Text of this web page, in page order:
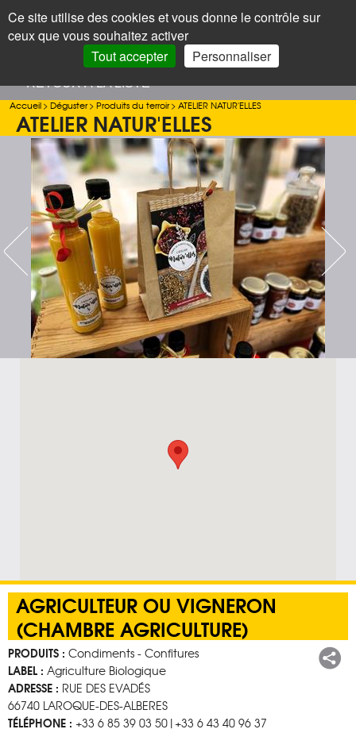
< Menu
LAROQUE
DES ALBÈRES
< RETOUR À LA LISTE
Accueil>Déguster>Produits du terroir>ATELIER NATUR'ELLES
ATELIER NATUR'ELLES
Previous Next
AGRICULTEUR OU VIGNERON
(CHAMBRE AGRICULTURE)
PRODUITS : Condiments - Confitures
LABEL : Agriculture Biologique
ADRESSE : RUE DES EVADÉS
66740 LAROQUE-DES-ALBERES
TÉLÉPHONE : +33 6 85 39 03 50|+33 6 43 40 96 37
Ce site utilise des cookies et vous donne le contrôle sur
ceux que vous souhaitez activer
Tout accepter
Personnaliser